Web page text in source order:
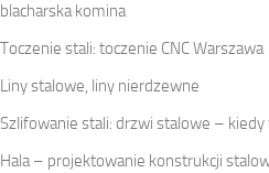
blacharska komina
Toczenie stali: toczenie CNC Warszawa
Liny stalowe, liny nierdzewne
Szlifowanie stali: drzwi stalowe – kiedy
Hala – projektowanie konstrukcji